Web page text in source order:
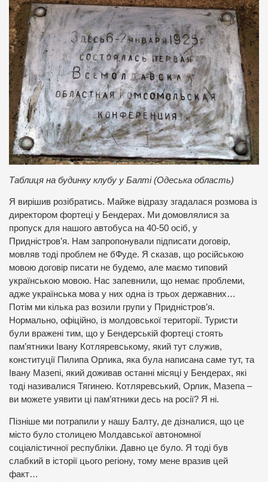
Таблиця на будинку клубу у Балті (Одеська область)
Я вирішив розібратись. Майже відразу згадалася розмова із
директором фортеці у Бендерах. Ми домовлялися за
пропуск для нашого автобуса на 40-50 осіб, у
Придністров’я. Нам запропонували підписати договір,
мовляв тоді проблем не бФуде. Я сказав, що російською
мовою договір писати не будемо, але маємо типовий
українською мовою. Нас запевнили, що немає проблеми,
адже українська мова у них одна із трьох державних…
Потім ми кілька раз возили групи у Придністров’я.
Нормально, офіційно, із молдовської території. Туристи
були вражені тим, що у Бендерській фортеці стоять
пам’ятники Івану Котляревському, який тут служив,
конституції Пилипа Орлика, яка була написана саме тут, та
Івану Мазепі, який доживав останні місяці у Бендерах, які
тоді називалися Тягинею. Котляревський, Орлик, Мазепа –
ви можете уявити ці пам’ятники десь на росії? Я ні.
Пізніше ми потрапили у нашу Балту, де дізналися, що це
місто було столицею Молдавської автономної
соціалістичної республіки. Давно це було. Я тоді був
слабкий в історії цього регіону, тому мене вразив цей
факт…